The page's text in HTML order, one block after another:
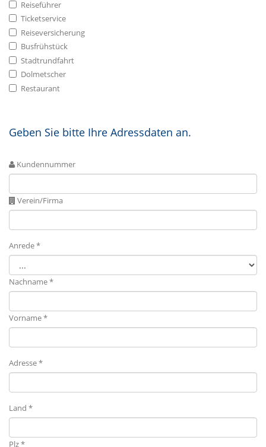
Reiseführer
Ticketservice
Reiseversicherung
Busfrühstück
Stadtrundfahrt
Dolmetscher
Restaurant
Geben Sie bitte Ihre Adressdaten an.
Kundennummer
Verein/Firma
Anrede *
Nachname *
Vorname *
Adresse *
Land *
Plz *